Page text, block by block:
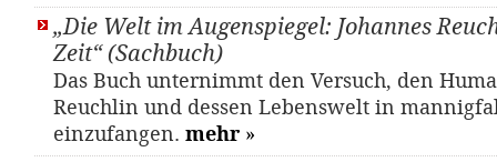
„Die Welt im Augenspiegel: Johannes
Zeit“ (Sachbuch)
Das Buch unternimmt den Versuch, den
Reuchlin und dessen Lebenswelt in
einzufangen. mehr »